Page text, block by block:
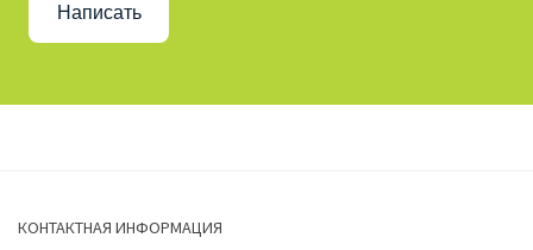
Написать
КОНТАКТНАЯ ИНФОРМАЦИЯ